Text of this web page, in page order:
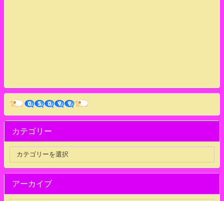
カテゴリー
アーカイブ